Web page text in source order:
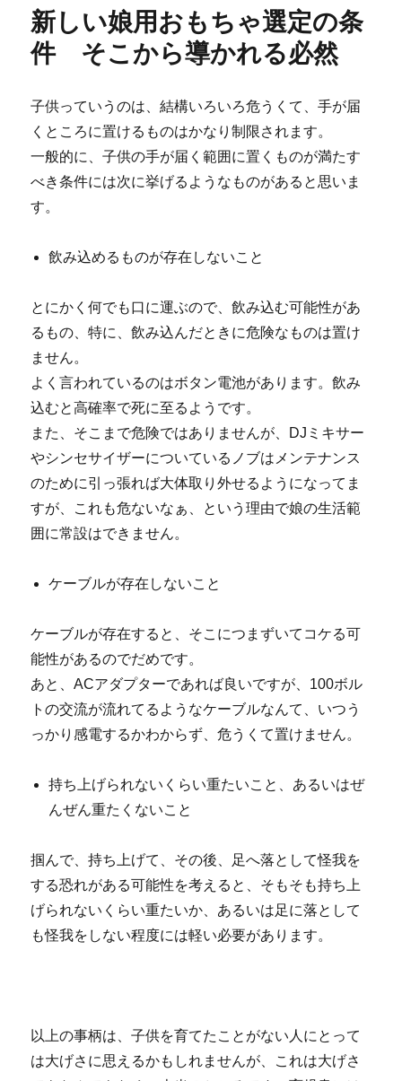
新しい娘用おもちゃ選定の条
件 そこから導かれる必然
子供っていうのは、結構いろいろ危うくて、手が届
くところに置けるものはかなり制限されます。
一般的に、子供の手が届く範囲に置くものが満たす
べき条件には次に挙げるようなものがあると思いま
す。
飲み込めるものが存在しないこと
とにかく何でも口に運ぶので、飲み込む可能性があ
るもの、特に、飲み込んだときに危険なものは置け
ません。
よく言われているのはボタン電池があります。飲み
込むと高確率で死に至るようです。
また、そこまで危険ではありませんが、DJミキサー
やシンセサイザーについているノブはメンテナンス
のために引っ張れば大体取り外せるようになってま
すが、これも危ないなぁ、という理由で娘の生活範
囲に常設はできません。
ケーブルが存在しないこと
ケーブルが存在すると、そこにつまずいてコケる可
能性があるのでだめです。
あと、ACアダプターであれば良いですが、100ボル
トの交流が流れてるようなケーブルなんて、いつう
っかり感電するかわからず、危うくて置けません。
持ち上げられないくらい重たいこと、あるいはぜ
んぜん重たくないこと
掴んで、持ち上げて、その後、足へ落として怪我を
する恐れがある可能性を考えると、そもそも持ち上
げられないくらい重たいか、あるいは足に落として
も怪我をしない程度には軽い必要があります。
以上の事柄は、子供を育てたことがない人にとって
は大げさに思えるかもしれませんが、これは大げさ